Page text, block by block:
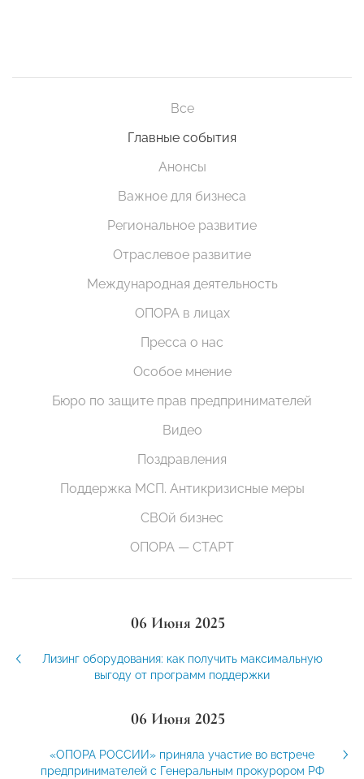
Все
Главные события
Анонсы
Важное для бизнеса
Региональное развитие
Отраслевое развитие
Международная деятельность
ОПОРА в лицах
Пресса о нас
Особое мнение
Бюро по защите прав предпринимателей
Видео
Поздравления
Поддержка МСП. Антикризисные меры
СВОй бизнес
ОПОРА — СТАРТ
06 Июня 2025
Лизинг оборудования: как получить максимальную
выгоду от программ поддержки
06 Июня 2025
«ОПОРА РОССИИ» приняла участие во встрече
предпринимателей с Генеральным прокурором РФ